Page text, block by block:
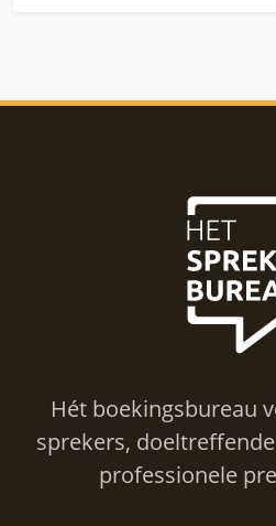
Hét boekingsbureau
sprekers,
professionele